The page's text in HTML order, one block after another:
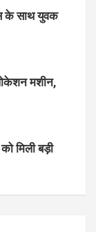
के साथ युवक
मशीन,
मिली बड़ी